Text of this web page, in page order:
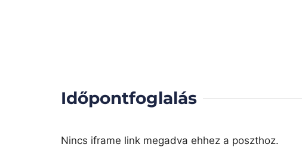
Időpontfoglalás
Nincs iframe link megadva ehhez a poszthoz.